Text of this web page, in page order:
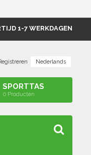
1-7 WERKDAGEN
Nederlands
SPORTTAS
0 Producten